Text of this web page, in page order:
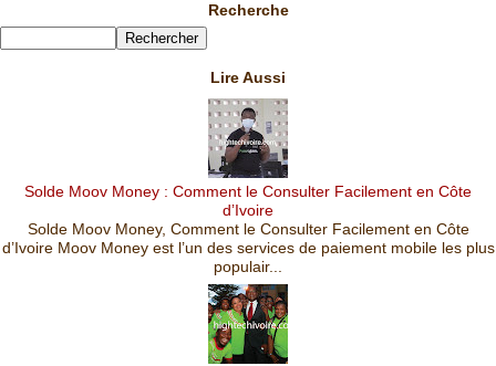
Recherche
Lire Aussi
Solde Moov Money : Comment le Consulter Facilement en Côte
d’Ivoire
Solde Moov Money, Comment le Consulter Facilement en Côte
d’Ivoire Moov Money est l’un des services de paiement mobile les plus
populair...